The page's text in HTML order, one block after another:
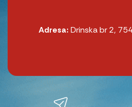
Adresa: Drinska br 2,